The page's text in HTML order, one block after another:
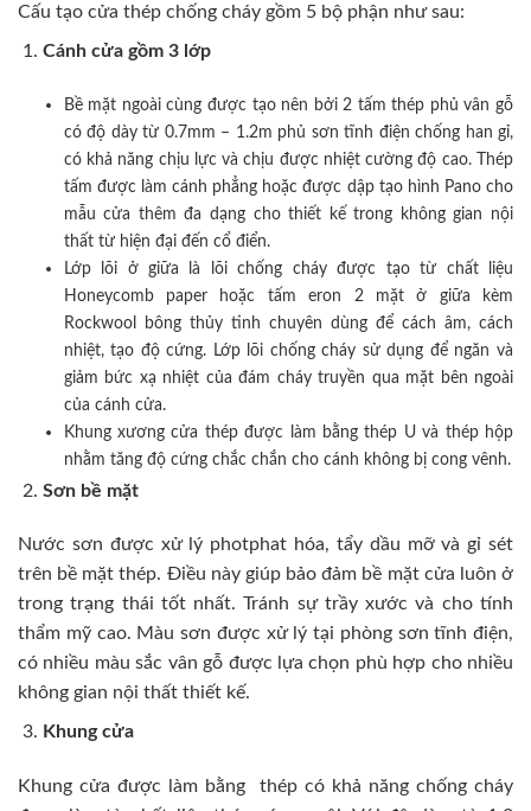
Cấu tạo cửa thép chống cháy gồm 5 bộ phận như sau:
Cánh cửa gồm 3 lớp
Bề mặt ngoài cùng được tạo nên bởi 2 tấm thép phủ vân gỗ
có độ dày từ 0.7mm – 1.2m phủ sơn tĩnh điện chống han gỉ,
có khả năng chịu lực và chịu được nhiệt cường độ cao. Thép
tấm được làm cánh phẳng hoặc được dập tạo hình Pano cho
mẫu cửa thêm đa dạng cho thiết kế trong không gian nội
thất từ hiện đại đến cổ điển.
Lớp lõi ở giữa là lõi chống cháy được tạo từ chất liệu
Honeycomb paper hoặc tấm eron 2 mặt ở giữa kèm
Rockwool bông thủy tinh chuyên dùng để cách âm, cách
nhiệt, tạo độ cứng. Lớp lõi chống cháy sử dụng để ngăn và
giảm bức xạ nhiệt của đám cháy truyền qua mặt bên ngoài
của cánh cửa.
Khung xương cửa thép được làm bằng thép U và thép hộp
nhằm tăng độ cứng chắc chắn cho cánh không bị cong vênh.
Sơn bề mặt
Nước sơn được xử lý photphat hóa, tẩy dầu mỡ và gỉ sét
trên bề mặt thép. Điều này giúp bảo đảm bề mặt cửa luôn ở
trong trạng thái tốt nhất. Tránh sự trầy xước và cho tính
thẩm mỹ cao. Màu sơn được xử lý tại phòng sơn tĩnh điện,
có nhiều màu sắc vân gỗ được lựa chọn phù hợp cho nhiều
không gian nội thất thiết kế.
Khung cửa
Khung cửa được làm bằng thép có khả năng chống cháy